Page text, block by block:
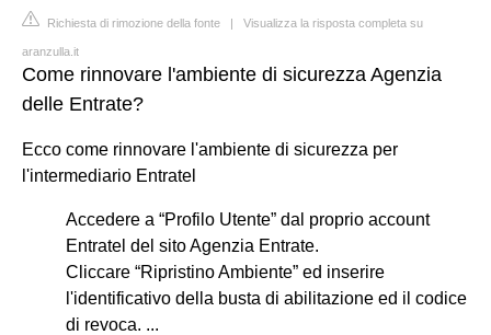
Richiesta di rimozione della fonte | Visualizza la risposta completa su
aranzulla.it
Come rinnovare l'ambiente di sicurezza Agenzia
delle Entrate?
Ecco come rinnovare l'ambiente di sicurezza per
l'intermediario Entratel
Accedere a “Profilo Utente” dal proprio account
Entratel del sito Agenzia Entrate.
Cliccare “Ripristino Ambiente” ed inserire
l'identificativo della busta di abilitazione ed il codice
di revoca. ...